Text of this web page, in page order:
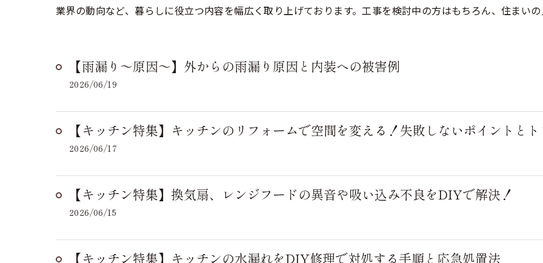
業界の動向など、暮らしに役立つ内容を幅広く取り上げております。工事を検討中の方はもちろん、住まい
【雨漏り～原因～】外からの雨漏り原因と内装への被害例
2026/06/19
【キッチン特集】キッチンのリフォームで空間を変える！失敗しないポイントと
2026/06/17
【キッチン特集】換気扇、レンジフードの異音や吸い込み不良をDIYで解決！
2026/06/15
【キッチン特集】キッチンの水漏れをDIY修理で対処する手順と応急処置法